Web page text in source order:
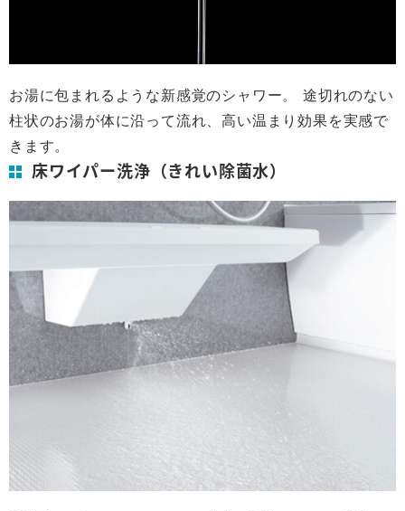
お湯に包まれるような新感覚のシャワー。 途切れのない
柱状のお湯が体に沿って流れ、高い温まり効果を実感で
きます。
床ワイパー洗浄（きれい除菌水）